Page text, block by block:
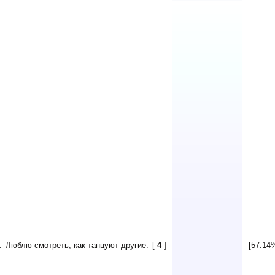
Люблю смотреть, как танцуют другие. [ 4]